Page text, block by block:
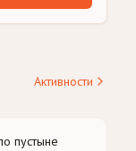
Активности
пустыне